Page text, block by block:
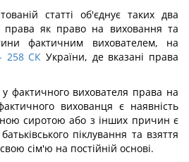
статті об'єднує таких два
права як право на виховання та
фактичним вихователем, на
258 СК України, де вказані права
фактичного вихователя права на
вихованця є наявність
сиротою або з інших причин є
піклування та взяття
сім'ю на постійній основі.